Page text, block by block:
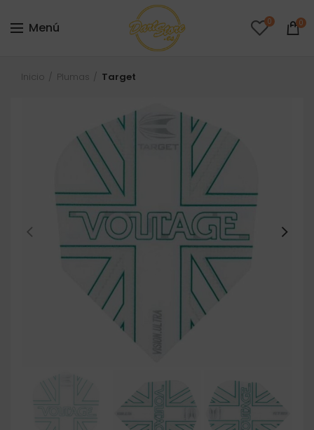
Menú 0 0
Inicio Plumas Target